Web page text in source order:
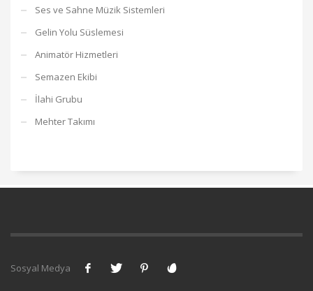
Ses ve Sahne Müzik Sistemleri
Gelin Yolu Süslemesi
Animatör Hizmetleri
Semazen Ekibi
İlahi Grubu
Mehter Takımı
Sosyal Medya